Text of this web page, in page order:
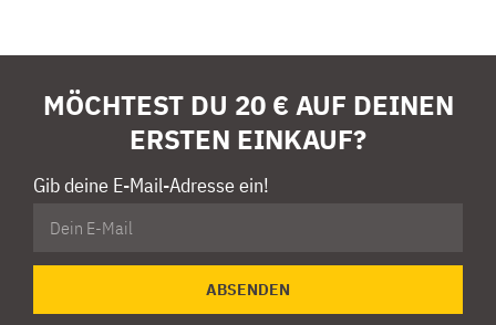
MÖCHTEST DU 20 € AUF DEINEN
ERSTEN EINKAUF?
Gib deine E-Mail-Adresse ein!
ABSENDEN